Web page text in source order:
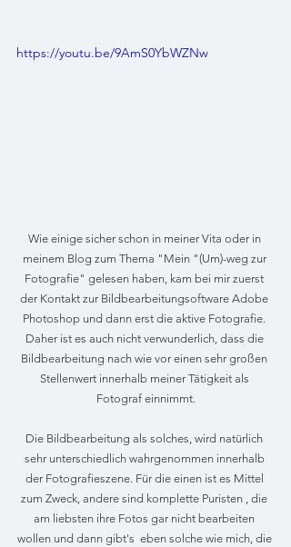
https://youtu.be/9AmS0YbWZNw
Wie einige sicher schon in meiner Vita oder in
meinem Blog zum Thema "Mein "(Um)-weg zur
Fotografie" gelesen haben, kam bei mir zuerst
der Kontakt zur Bildbearbeitungsoftware Adobe
Photoshop und dann erst die aktive Fotografie.
Daher ist es auch nicht verwunderlich, dass die
Bildbearbeitung nach wie vor einen sehr großen
Stellenwert innerhalb meiner Tätigkeit als
Fotograf einnimmt.
Die Bildbearbeitung als solches, wird natürlich
sehr unterschiedlich wahrgenommen innerhalb
der Fotografieszene. Für die einen ist es Mittel
zum Zweck, andere sind komplette Puristen , die
am liebsten ihre Fotos gar nicht bearbeiten
wollen und dann gibt's  eben solche wie mich, die